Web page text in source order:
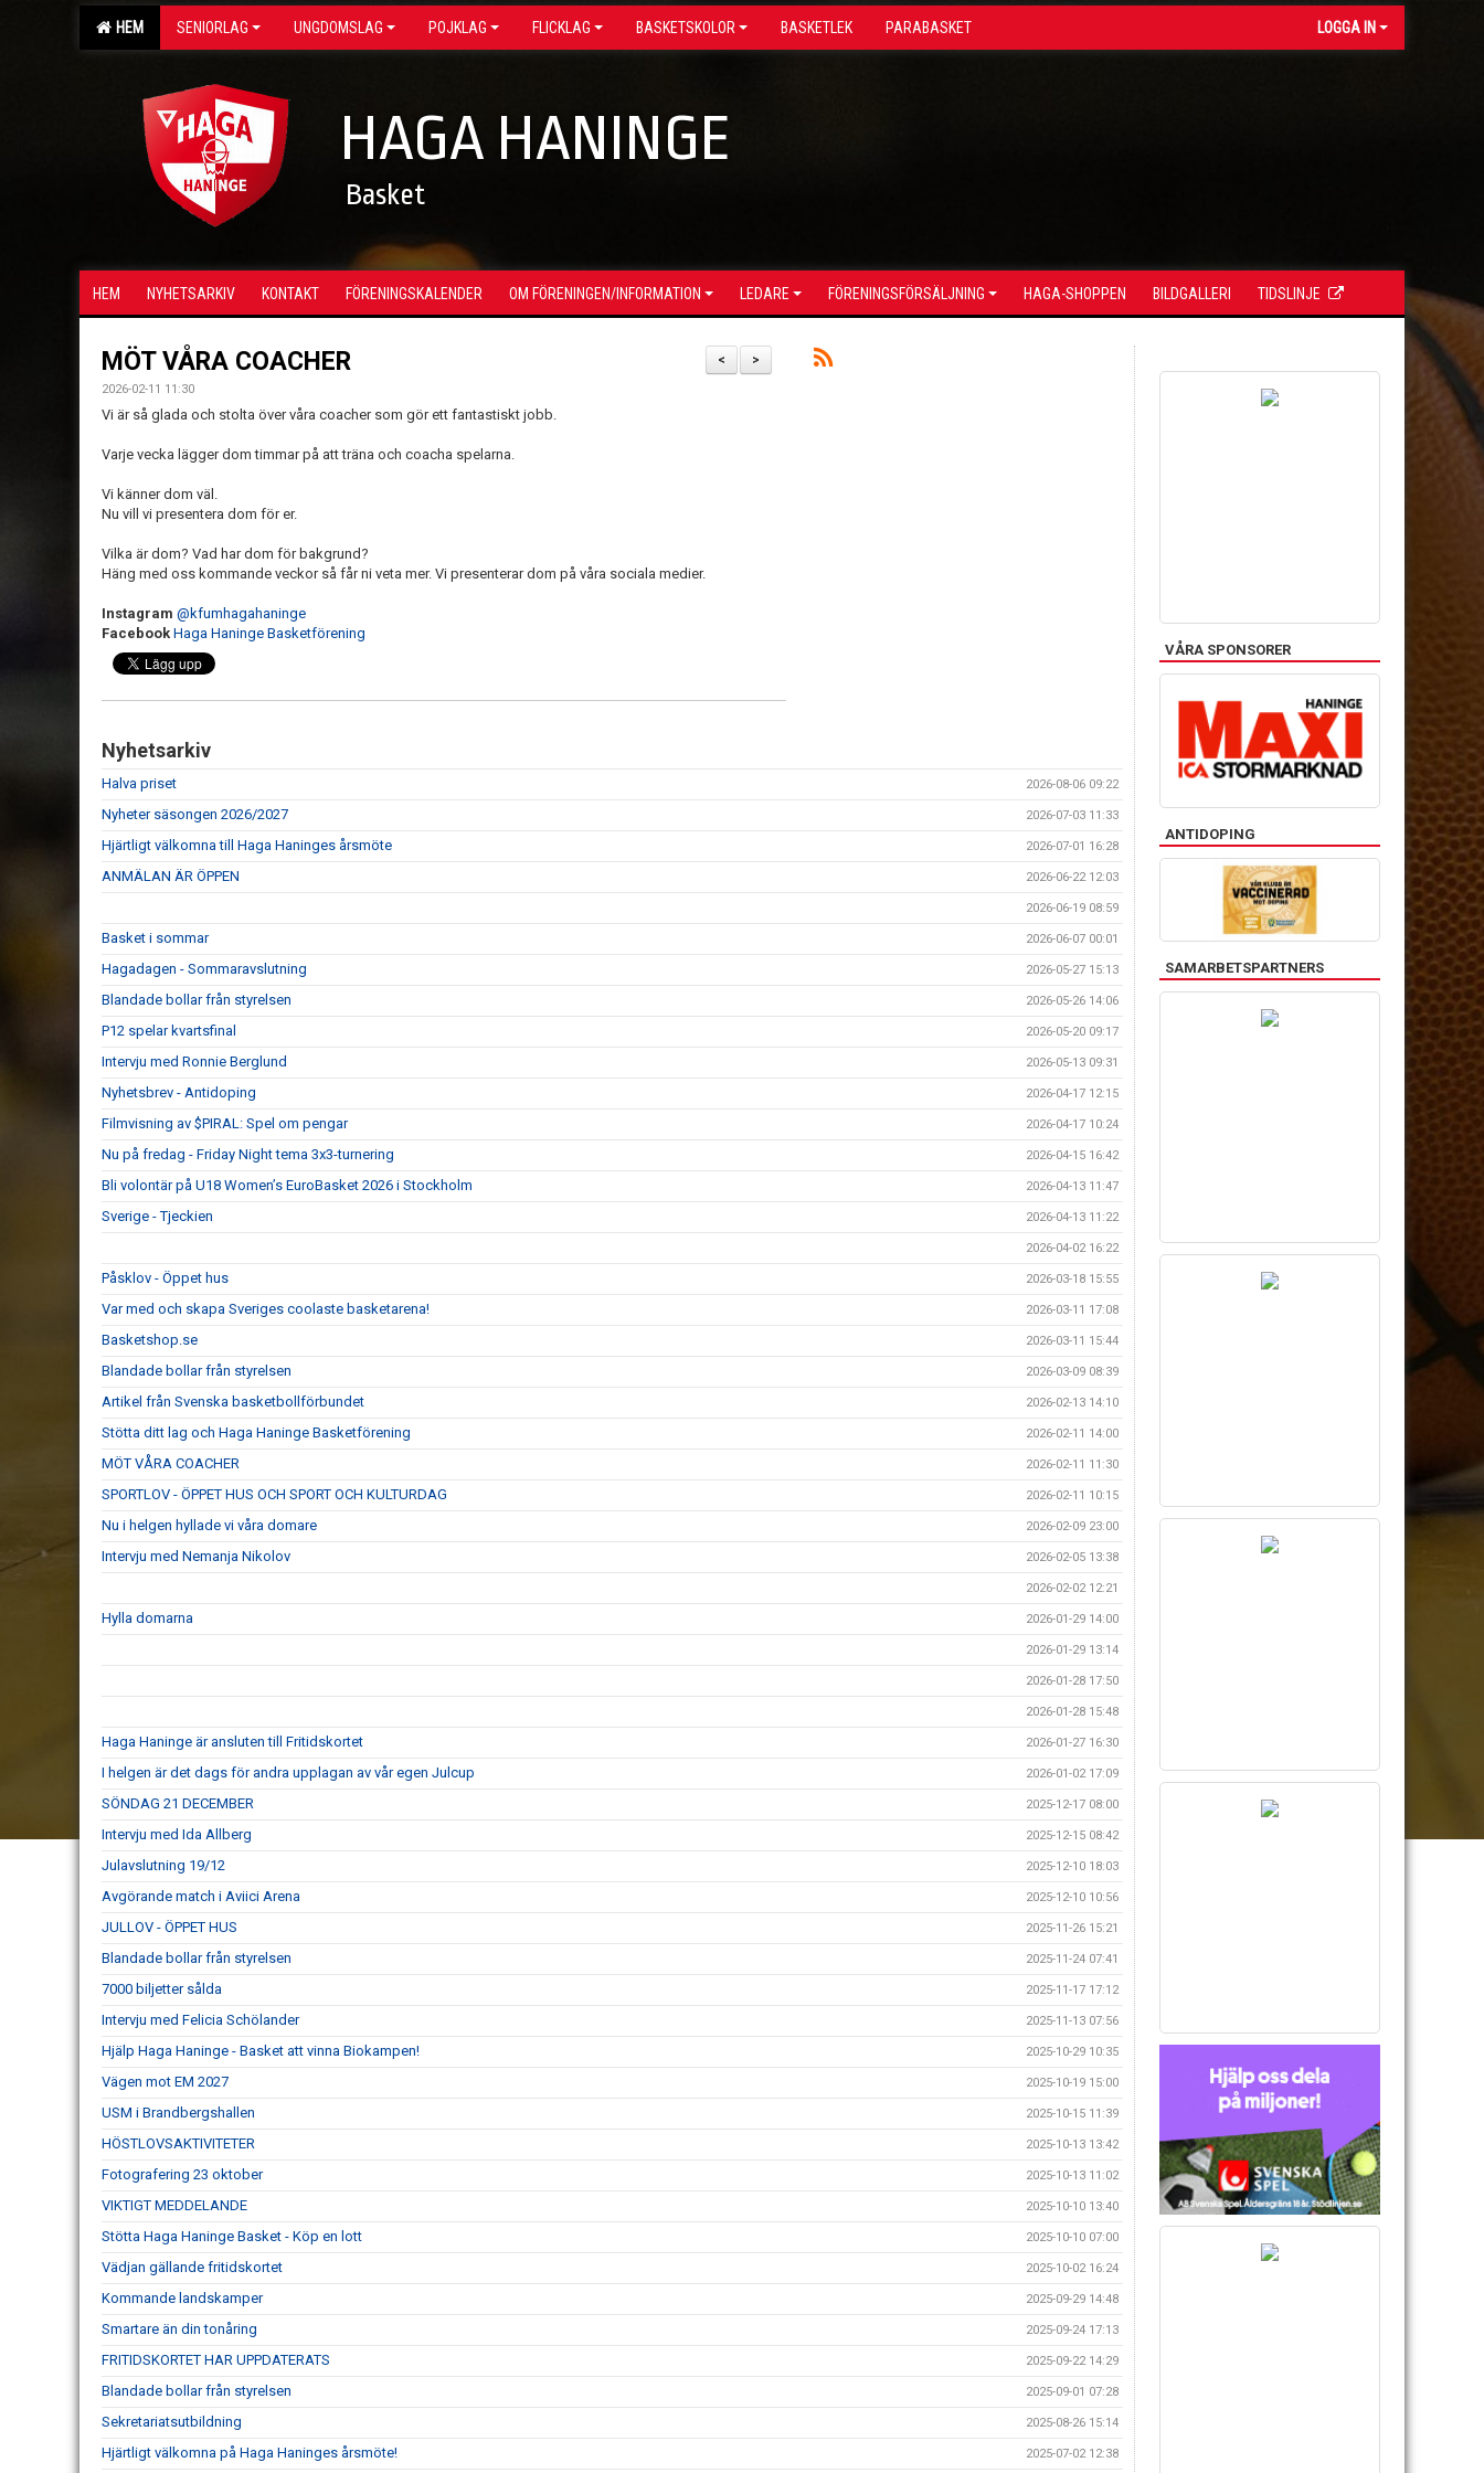
HEM SENIORLAG UNGDOMSLAG POJKLAG FLICKLAG BASKETSKOLOR BASKETLEK PARABASKET LOGGA IN
HAGA HANINGE
Basket
HEM NYHETSARKIV KONTAKT FÖRENINGSKALENDER OM FÖRENINGEN/INFORMATION LEDARE FÖRENINGSFÖRSÄLJNING HAGA-SHOPPEN BILDGALLERI TIDSLINJE
>
<
MÖT VÅRA COACHER
2026-02-11 11:30
Vi är så glada och stolta över våra coacher som gör ett fantastiskt jobb.
Varje vecka lägger dom timmar på att träna och coacha spelarna.
Vi känner dom väl.
Nu vill vi presentera dom för er.
Vilka är dom? Vad har dom för bakgrund?
Häng med oss kommande veckor så får ni veta mer. Vi presenterar dom på våra sociala medier.
Instagram @kfumhagahaninge
Facebook Haga Haninge Basketförening
Nyhetsarkiv
Halva priset 2026-08-06 09:22
Nyheter säsongen 2026/2027 2026-07-03 11:33
Hjärtligt välkomna till Haga Haninges årsmöte 2026-07-01 16:28
ANMÄLAN ÄR ÖPPEN 2026-06-22 12:03
2026-06-19 08:59
Basket i sommar 2026-06-07 00:01
Hagadagen - Sommaravslutning 2026-05-27 15:13
Blandade bollar från styrelsen 2026-05-26 14:06
P12 spelar kvartsfinal 2026-05-20 09:17
Intervju med Ronnie Berglund 2026-05-13 09:31
Nyhetsbrev - Antidoping 2026-04-17 12:15
Filmvisning av $PIRAL: Spel om pengar 2026-04-17 10:24
Nu på fredag - Friday Night tema 3x3-turnering 2026-04-15 16:42
Bli volontär på U18 Women’s EuroBasket 2026 i Stockholm 2026-04-13 11:47
Sverige - Tjeckien 2026-04-13 11:22
2026-04-02 16:22
Påsklov - Öppet hus 2026-03-18 15:55
Var med och skapa Sveriges coolaste basketarena! 2026-03-11 17:08
Basketshop.se 2026-03-11 15:44
Blandade bollar från styrelsen 2026-03-09 08:39
Artikel från Svenska basketbollförbundet 2026-02-13 14:10
Stötta ditt lag och Haga Haninge Basketförening 2026-02-11 14:00
MÖT VÅRA COACHER 2026-02-11 11:30
SPORTLOV - ÖPPET HUS OCH SPORT OCH KULTURDAG 2026-02-11 10:15
Nu i helgen hyllade vi våra domare 2026-02-09 23:00
Intervju med Nemanja Nikolov 2026-02-05 13:38
2026-02-02 12:21
Hylla domarna 2026-01-29 14:00
2026-01-29 13:14
2026-01-28 17:50
2026-01-28 15:48
Haga Haninge är ansluten till Fritidskortet 2026-01-27 16:30
I helgen är det dags för andra upplagan av vår egen Julcup 2026-01-02 17:09
SÖNDAG 21 DECEMBER 2025-12-17 08:00
Intervju med Ida Allberg 2025-12-15 08:42
Julavslutning 19/12 2025-12-10 18:03
Avgörande match i Aviici Arena 2025-12-10 10:56
JULLOV - ÖPPET HUS 2025-11-26 15:21
Blandade bollar från styrelsen 2025-11-24 07:41
7000 biljetter sålda 2025-11-17 17:12
Intervju med Felicia Schölander 2025-11-13 07:56
Hjälp Haga Haninge - Basket att vinna Biokampen! 2025-10-29 10:35
Vägen mot EM 2027 2025-10-19 15:00
USM i Brandbergshallen 2025-10-15 11:39
HÖSTLOVSAKTIVITETER 2025-10-13 13:42
Fotografering 23 oktober 2025-10-13 11:02
VIKTIGT MEDDELANDE 2025-10-10 13:40
Stötta Haga Haninge Basket - Köp en lott 2025-10-10 07:00
Vädjan gällande fritidskortet 2025-10-02 16:24
Kommande landskamper 2025-09-29 14:48
Smartare än din tonåring 2025-09-24 17:13
FRITIDSKORTET HAR UPPDATERATS 2025-09-22 14:29
Blandade bollar från styrelsen 2025-09-01 07:28
Sekretariatsutbildning 2025-08-26 15:14
Hjärtligt välkomna på Haga Haninges årsmöte! 2025-07-02 12:38
VÅRA SPONSORER
ANTIDOPING
SAMARBETSPARTNERS